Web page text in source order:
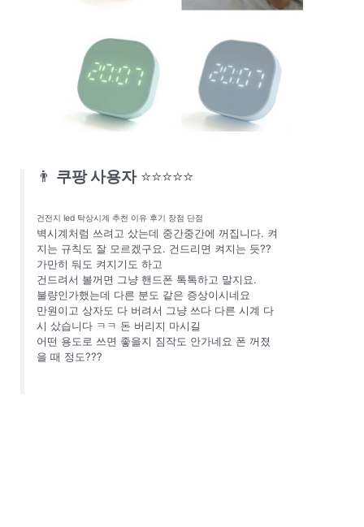
👨 쿠팡 사용자 ⭐⭐⭐⭐⭐
건전지 led 탁상시계 추천 이유 후기 장점 단점
벽시계처럼 쓰려고 샀는데 중간중간에 꺼집니다. 켜
지는 규칙도 잘 모르겠구요. 건드리면 켜지는 듯??
가만히 둬도 켜지기도 하고
건드려서 볼꺼면 그냥 핸드폰 톡톡하고 말지요.
불량인가했는데 다른 분도 같은 증상이시네요
만원이고 상자도 다 버려서 그냥 쓰다 다른 시계 다
시 샀습니다 ㅋㅋ 돈 버리지 마시길
어떤 용도로 쓰면 좋을지 짐작도 안가네요 폰 꺼졌
을 때 정도???